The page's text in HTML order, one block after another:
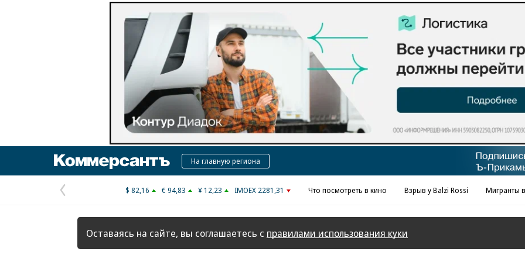
Реклама в «Ъ» www.kommersant.ru/ad
КоммерсантъНа главную региона
Предыдущая
страница
$ 82,16 € 94,83 ¥ 12,23 IMOEX 2281,31 Что посмотреть в кино Взрыв у Balzi Rossi Мигранты
Оставаясь на сайте, вы соглашаетесь с правилами использования куки